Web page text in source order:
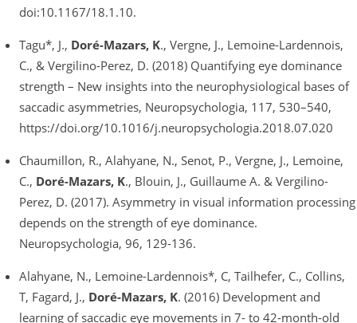
doi:10.1167/18.1.10.
Tagu*, J., Doré-Mazars, K., Vergne, J., Lemoine-Lardennois,
C., & Vergilino-Perez, D. (2018) Quantifying eye dominance
strength – New insights into the neurophysiological bases of
saccadic asymmetries, Neuropsychologia, 117, 530–540,
https://doi.org/10.1016/j.neuropsychologia.2018.07.020
Chaumillon, R., Alahyane, N., Senot, P., Vergne, J., Lemoine,
C., Doré-Mazars, K., Blouin, J., Guillaume A. & Vergilino-
Perez, D. (2017). Asymmetry in visual information processing
depends on the strength of eye dominance.
Neuropsychologia, 96, 129-136.
Alahyane, N., Lemoine-Lardennois*, C, Tailhefer, C., Collins,
T, Fagard, J., Doré-Mazars, K. (2016) Development and
learning of saccadic eye movements in 7- to 42-month-old